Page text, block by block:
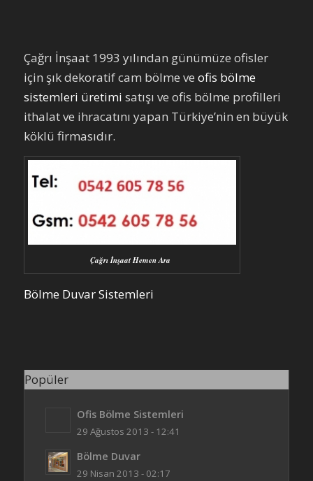
Çağrı İnşaat 1993 yılından günümüze ofisler
için şık dekoratif cam bölme ve ofis bölme
sistemleri üretimi satışı ve ofis bölme profilleri
ithalat ve ihracatını yapan Türkiye’nin en büyük
köklü firmasıdır.
Çağrı İnşaat Hemen Ara
Bölme Duvar Sistemleri
Popüler
Ofis Bölme Sistemleri
29 Ağustos 2013 - 12:41
Bölme Duvar
29 Nisan 2013 - 02:17